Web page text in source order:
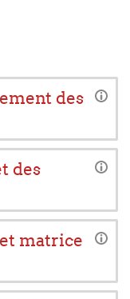
COURSES
des
des
matrice